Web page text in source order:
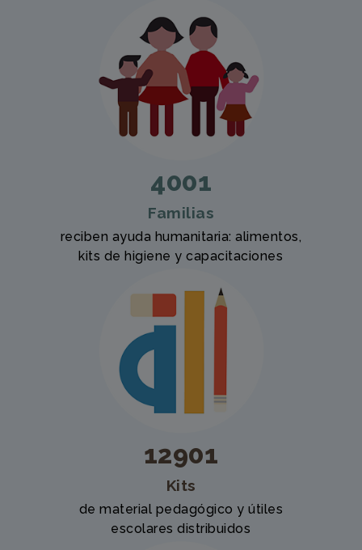
4001
Familias
reciben ayuda humanitaria: alimentos,
kits de higiene y capacitaciones
12901
Kits
de material pedagógico y útiles
escolares distribuidos